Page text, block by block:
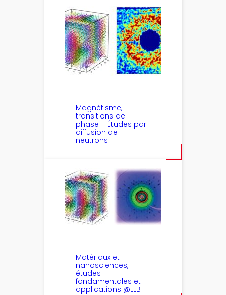
Magnétisme,
transitions de
phase – Études par
diffusion de
neutrons
Matériaux et
nanosciences,
études
fondamentales et
applications @LLB